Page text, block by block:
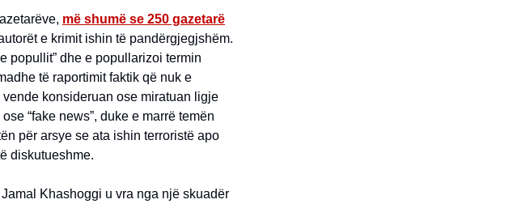
më shumë se 250 gazetarë
e krimit ishin të pandërgjegjshëm.
popullit” dhe e popullarizoi termin
të raportimit faktik që nuk e
konsideruan ose miratuan ligje
“fake news”, duke e marrë temën
për arsye se ata ishin terroristë apo
diskutueshme.
Khashoggi u vra nga një skuadër